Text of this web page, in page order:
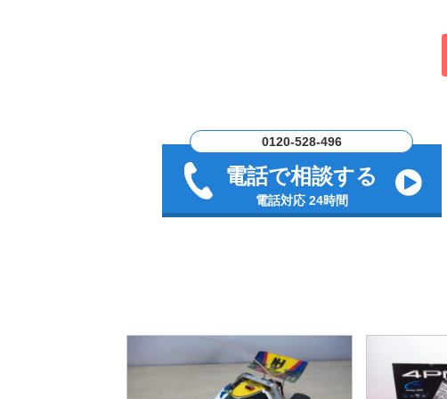
0120-528-496
電話で相談する
電話対応 24時間